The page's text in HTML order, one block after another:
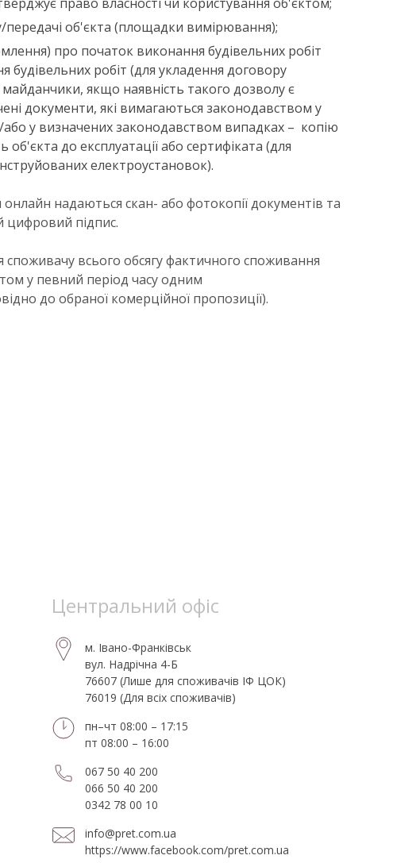
передачі об'єкта (площадки вимірювання);
про початок виконання будівельних робіт
будівельних робіт (для укладення договору
якщо наявність такого дозволу є
документи, які вимагаються законодавством у
або у визначених законодавством випадках – копію
об'єкта до експлуатації або сертифіката (для
електроустановок).
надаються скан- або фотокопії документів та
цифровий підпис.
споживачу всього обсягу фактичного споживання
у певний період часу одним
до обраної комерційної пропозиції).
Центральний офіс
м. Івано-Франківськ
вул. Надрічна 4-Б
76607 (Лише для споживачів ІФ ЦОК)
76019 (Для всіх споживачів)
пн–чт 08:00 – 17:15
пт 08:00 – 16:00
067 50 40 200
066 50 40 200
0342 78 00 10
info@pret.com.ua
https://www.facebook.com/pret.com.ua